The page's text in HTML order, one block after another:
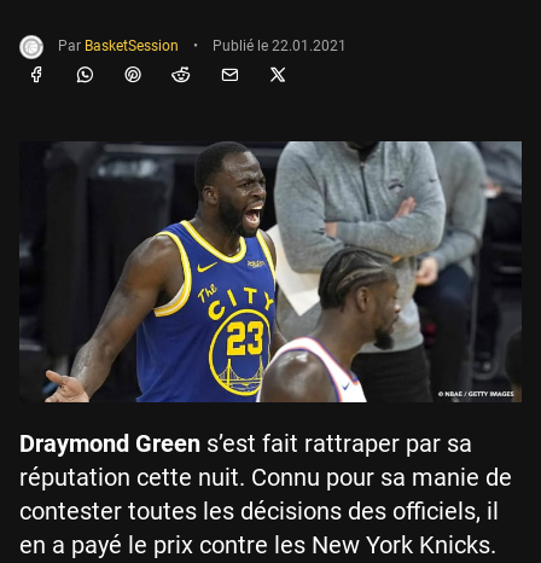
Par BasketSession • Publié le 22.01.2021
Draymond Green s’est fait rattraper par sa
réputation cette nuit. Connu pour sa manie de
contester toutes les décisions des officiels, il
en a payé le prix contre les New York Knicks.